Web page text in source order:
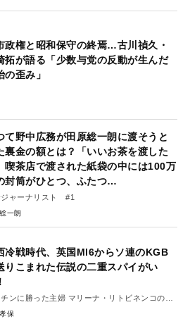
政権と昭和保守の終焉…古川禎久・
拓が語る「少数与党の反動が生んだ
の歪み」
て野中広務が田原総一朗に渡そうと
裏金の額とは？「いいお茶を渡した
喫茶店で渡された紙袋の中には100万
封筒がひとつ、ふたつ…
ジャーナリスト #1
一朗
冷戦時代、英国Ml6からソ連のKGB
りこまれた伝説の二重スパイがい
ンに勝った主婦 マリーナ・リトビネンコの戦
記録 #1
保